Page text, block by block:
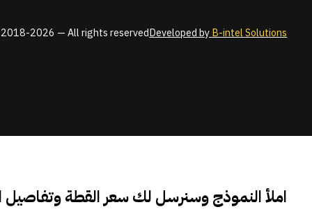
2026 — All rights reservedDeveloped byB-intel Solutions
املأ النموذج وسنرسل لك سعر القطة